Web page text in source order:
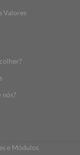
Valores
nós?
e Módulos